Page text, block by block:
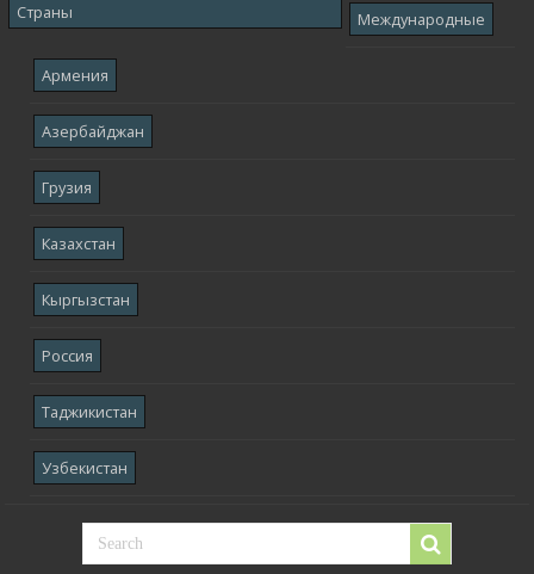
Страны Международные
Армения
Азербайджан
Грузия
Казахстан
Кыргызстан
Россия
Таджикистан
Узбекистан